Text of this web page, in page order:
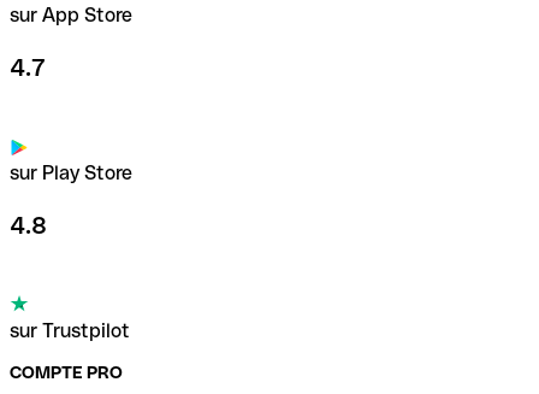
sur App Store
4.7
sur Play Store
4.8
sur Trustpilot
COMPTE PRO